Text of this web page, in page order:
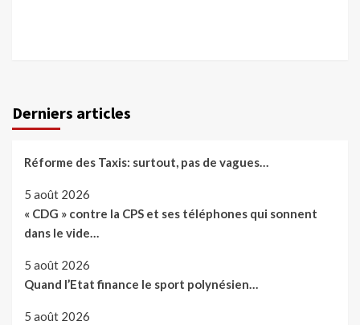
Derniers articles
Réforme des Taxis: surtout, pas de vagues…
5 août 2026
« CDG » contre la CPS et ses téléphones qui sonnent
dans le vide…
5 août 2026
Quand l’Etat finance le sport polynésien…
5 août 2026